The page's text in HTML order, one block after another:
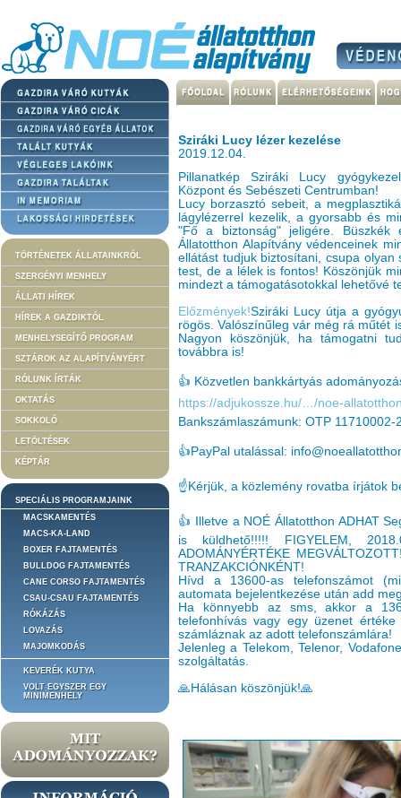
TÖRTÉNETEK ÁLLATAINKRÓL
SZERGÉNYI MENHELY
ÁLLATI HÍREK
HÍREK A GAZDIKTÓL
MENHELYSEGÍTŐ PROGRAM
SZTÁROK AZ ALAPÍTVÁNYÉRT
RÓLUNK ÍRTÁK
OKTATÁS
SOKKOLÓ
LETÖLTÉSEK
KÉPTÁR
SPECIÁLIS PROGRAMJAINK
MACSKAMENTÉS
MACS-KA-LAND
BOXER FAJTAMENTÉS
BULLDOG FAJTAMENTÉS
CANE CORSO FAJTAMENTÉS
CSAU-CSAU FAJTAMENTÉS
RÓKÁZÁS
LOVAZÁS
MAJOMKODÁS
KEVERÉK KUTYA
VOLT EGYSZER EGY
MINIMENHELY
Sziráki Lucy lézer kezelése
2019.12.04.
Pillanatkép Sziráki Lucy
Központ és Sebészeti Centrumban!
Lucy borzasztó sebeit, a
lágylézerrel kezelik, a gyorsabb és
"Fő a biztonság" jeligére.
Állatotthon Alapítvány védenceinek
ellátást tudjuk biztosítani, csupa
test, de a lélek is fontos! Köszönjük
mindezt a támogatásotokkal lehetővé
Előzmények!Sziráki Lucy útja a
rögös. Valószínűleg vár még rá műtét
Nagyon köszönjük, ha támogatni
továbbra is!
👍 Közvetlen bankkártyás
https://adjukossze.hu/…/noe-
Bankszámlaszámunk: OTP 11710002-
👍PayPal utalással:
☝️Kérjük, a közlemény rovatba írjátok
👍 Illetve a NOÉ Állatotthon ADHAT
is küldhető!!!!! FIGYELEM,
ADOMÁNYÉRTÉKE
TRANZAKCIÓNKÉNT!
Hívd a 13600-as telefonszámot
automata bejelentkezése után add
Ha könnyebb az sms, akkor a
telefonhívás vagy egy üzenet
számláznak az adott telefonszámlára!
Jelenleg a Telekom, Telenor,
szolgáltatás.
🙏Hálásan köszönjük!🙏